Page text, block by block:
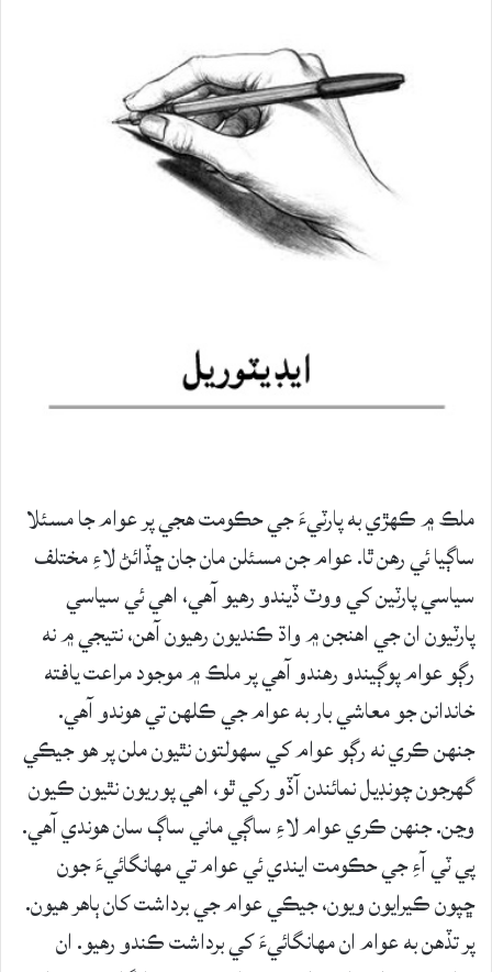
ملڪ ۾ ڪهڙي به پارٽيءَ جي حڪومت هجي پر عوام جا مسئلا
ساڳيا ئي رهن ٿا. عوام جن مسئلن مان جان ڇڏائڻ لاءِ مختلف
سياسي پارٽين کي ووٽ ڏيندو رهيو آهي، اهي ئي سياسي
پارٽيون ان جي اهنجن ۾ واڌ ڪنديون رهيون آهن، نتيجي ۾ نه
رڳو عوام پوڳيندو رهندو آهي پر ملڪ ۾ موجود مراعت يافته
خاندانن جو معاشي بار به عوام جي ڪلهن تي هوندو آهي.
جنهن ڪري نه رڳو عوام کي سهولتون نٿيون ملن پر هو جيڪي
گهرجون چونڊيل نمائندن آڏو رکي ٿو، اهي پوريون نٿيون ڪيون
وڃن. جنهن ڪري عوام لاءِ ساڳي ماني ساڳ سان هوندي آهي.
پي ٽي آءِ جي حڪومت ايندي ئي عوام تي مهانگائيءَ جون
ڇپون ڪيرايون ويون، جيڪي عوام جي برداشت کان ٻاهر هيون.
پر تڏهن به عوام ان مهانگائيءَ کي برداشت ڪندو رهيو. ان